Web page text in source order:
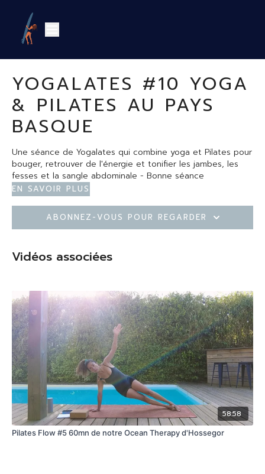
YOGALATES #10 YOGA
& PILATES AU PAYS
BASQUE
Une séance de Yogalates qui combine yoga et Pilates pour
bouger, retrouver de l'énergie et tonifier les jambes, les
fesses et la sangle abdominale - Bonne séance
En savoir plus
Abonnez-vous pour regarder
Vidéos associées
58:58
Pilates Flow #5 60mn de notre Ocean Therapy d'Hossegor